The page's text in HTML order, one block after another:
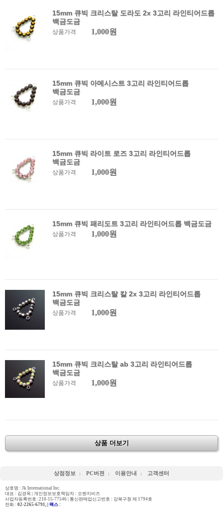
15mm 큐빅 크리스탈 도라도 2x 3고리 라인티어드롭
백금도금
상품가격 1,000원
15mm 큐빅 아메시스트 3고리 라인티어드롭
백금도금
상품가격 1,000원
15mm 큐빅 라이트 로즈 3고리 라인티어드롭
백금도금
상품가격 1,000원
15mm 큐빅 패리도트 3고리 라인티어드롭 백금도금
상품가격 1,000원
15mm 큐빅 크리스탈 칼 2x 3고리 라인티어드롭
백금도금
상품가격 1,000원
15mm 큐빅 크리스탈 ab 3고리 라인티어드롭
백금도금
상품가격 1,000원
상품 더보기
상점정보 PC버젼 이용안내 고객센터
상호명 : Jk International Inc.
대표 : 김경옥 | 개인정보보호책임자 : 오렌지비즈
사업자등록번호 :210-15-77546 | 통신판매업신고번호 : 강북구청 제 1794호
전화 : 02-2265-6791, | 팩스 :